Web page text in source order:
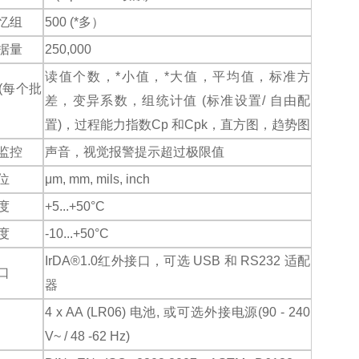
组
500 (*多）
量
250,000
个批
读值个数，*小值，*大值，平均值，标准方
差，变异系数，组统计值 (标准设置/ 自由配
置)，过程能力指数Cp 和Cpk，直方图，趋势图
控
声音，视觉报警提示超过极限值
μm, mm, mils, inch
+5...+50°C
-10...+50°C
IrDA®1.0红外接口，可选 USB 和 RS232 适配
器
4 x AA (LR06) 电池, 或可选外接电源(90 - 240
V~ / 48 -62 Hz)